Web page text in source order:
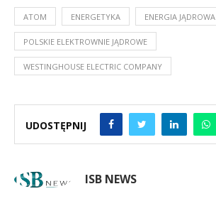
ATOM ENERGETYKA ENERGIA JĄDROWA
POLSKIE ELEKTROWNIE JĄDROWE
WESTINGHOUSE ELECTRIC COMPANY
UDOSTĘPNIJ
ISB NEWS